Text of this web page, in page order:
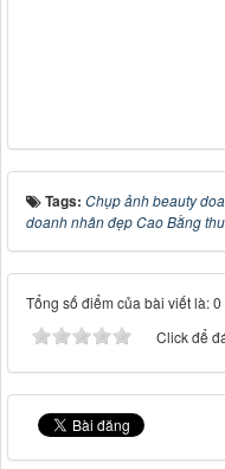
Tags: Chụp ảnh beauty
doanh nhân đẹp Cao Bằng
Tổng số điểm của bài viết là:
Click để